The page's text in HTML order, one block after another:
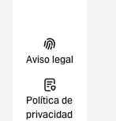
Aviso legal
Política de
privacidad